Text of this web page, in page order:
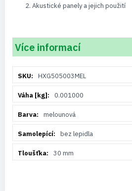
Akustické panely a jejich použití
Více informací
informacíHXG505003MEL
0.001000
melounová
bez lepidla
30 mm